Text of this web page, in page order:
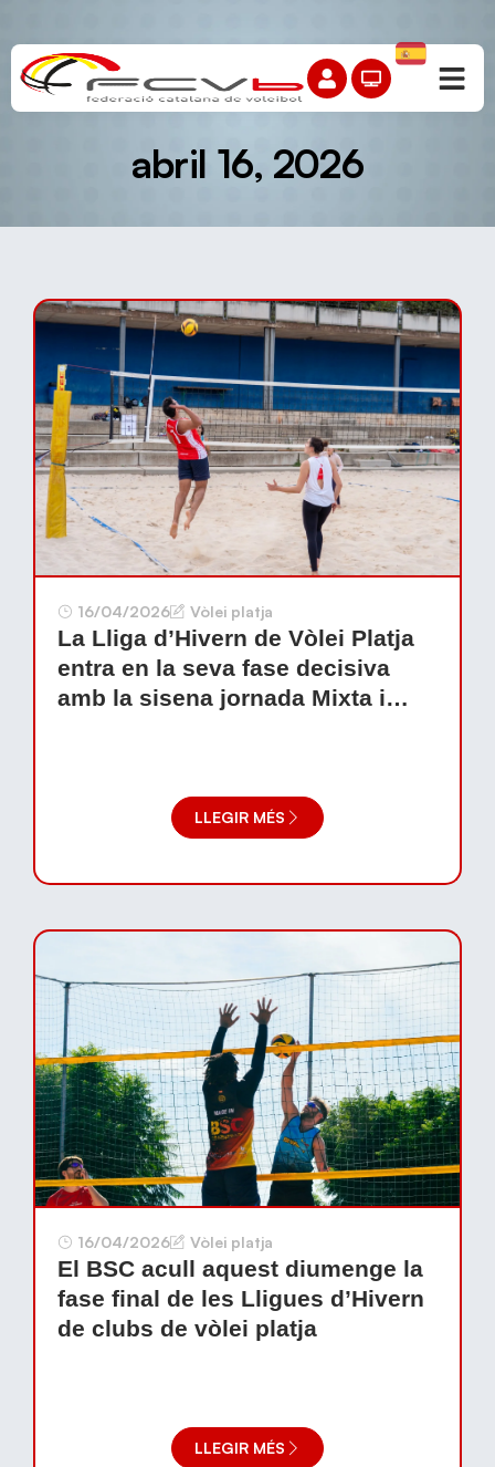
abril 16, 2026
16/04/2026 Vòlei platja
La Lliga d’Hivern de Vòlei Platja
entra en la seva fase decisiva
amb la sisena jornada Mixta i
LLEGIR MÉS
16/04/2026 Vòlei platja
El BSC acull aquest diumenge la
fase final de les Lligues d’Hivern
de clubs de vòlei platja
LLEGIR MÉS